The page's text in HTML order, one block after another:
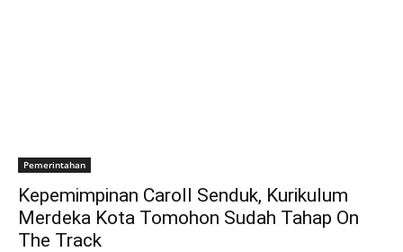
Pemerintahan
Kepemimpinan Caroll Senduk, Kurikulum
Merdeka Kota Tomohon Sudah Tahap On
The Track